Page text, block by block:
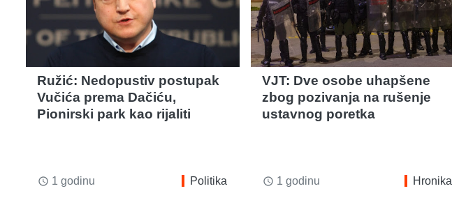
Ružić: Nedopustiv postupak
Vučića prema Dačiću,
Pionirski park kao rijaliti
access_time 1 godinu Politika
VJT: Dve osobe uhapšene
zbog pozivanja na rušenje
ustavnog poretka
access_time 1 godinu Hronika